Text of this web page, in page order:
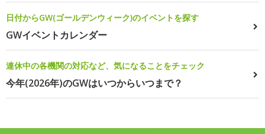
日付からGW(ゴールデンウィーク)のイベントを探す
GWイベントカレンダー
連休中の各機関の対応など、気になることをチェック
今年(2026年)のGWはいつからいつまで？